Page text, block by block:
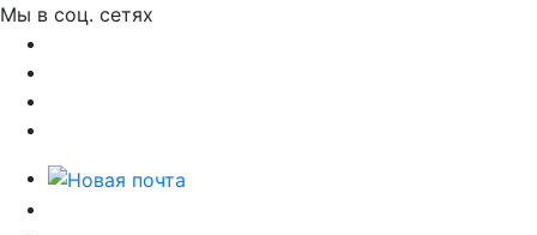
Мы в соц. сетях